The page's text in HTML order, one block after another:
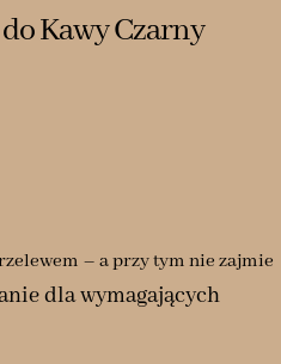
Kawy Czarny
– a przy tym nie zajmie
dla wymagających